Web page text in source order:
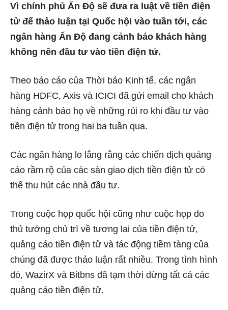
Vì chính phủ Ấn Độ sẽ đưa ra luật về tiền điện
tử để thảo luận tại Quốc hội vào tuần tới, các
ngân hàng Ấn Độ đang cảnh báo khách hàng
không nên đầu tư vào tiền điện tử.
Theo báo cáo của Thời báo Kinh tế, các ngân
hàng HDFC, Axis và ICICI đã gửi email cho khách
hàng cảnh báo họ về những rủi ro khi đầu tư vào
tiền điện tử trong hai ba tuần qua.
Các ngân hàng lo lắng rằng các chiến dịch quảng
cáo rầm rộ của các sàn giao dịch tiền điện tử có
thể thu hút các nhà đầu tư.
Trong cuộc họp quốc hội cũng như cuộc họp do
thủ tướng chủ trì về tương lai của tiền điện tử,
quảng cáo tiền điện tử và tác động tiềm tàng của
chúng đã được thảo luận rất nhiều. Trong tình hình
đó, WazirX và Bitbns đã tạm thời dừng tất cả các
quảng cáo tiền điện tử.